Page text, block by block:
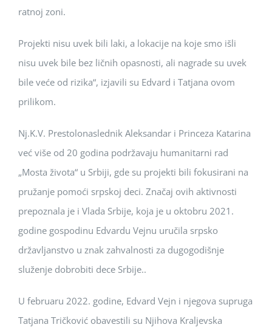
ratnoj zoni.
Projekti nisu uvek bili laki, a lokacije na koje smo išli
nisu uvek bile bez ličnih opasnosti, ali nagrade su uvek
bile veće od rizika“, izjavili su Edvard i Tatjana ovom
prilikom.
Nj.K.V. Prestolonaslednik Aleksandar i Princeza Katarina
već više od 20 godina podržavaju humanitarni rad
„Mosta života“ u Srbiji, gde su projekti bili fokusirani na
pružanje pomoći srpskoj deci. Značaj ovih aktivnosti
prepoznala je i Vlada Srbije, koja je u oktobru 2021.
godine gospodinu Edvardu Vejnu uručila srpsko
državljanstvo u znak zahvalnosti za dugogodišnje
služenje dobrobiti dece Srbije..
U februaru 2022. godine, Edvard Vejn i njegova supruga
Tatjana Tričković obavestili su Njihova Kraljevska